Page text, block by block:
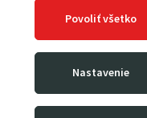
Povoliť všetko
Nastavenie